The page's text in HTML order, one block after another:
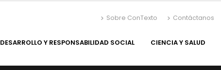
Sobre ConTexto Contáctanos
DESARROLLO Y RESPONSABILIDAD SOCIAL CIENCIA Y SALUD